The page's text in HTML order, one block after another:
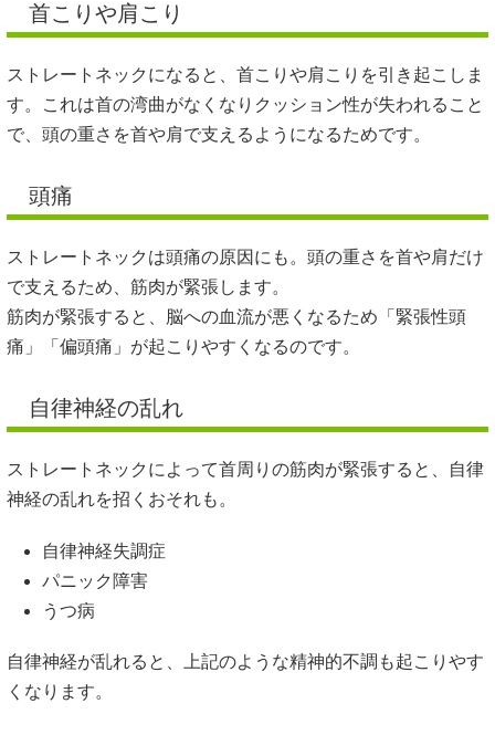
首こりや肩こり
ストレートネックになると、首こりや肩こりを引き起こしま
す。これは首の湾曲がなくなりクッション性が失われること
で、頭の重さを首や肩で支えるようになるためです。
頭痛
ストレートネックは頭痛の原因にも。頭の重さを首や肩だけ
で支えるため、筋肉が緊張します。
筋肉が緊張すると、脳への血流が悪くなるため「緊張性頭
痛」「偏頭痛」が起こりやすくなるのです。
自律神経の乱れ
ストレートネックによって首周りの筋肉が緊張すると、自律
神経の乱れを招くおそれも。
自律神経失調症
パニック障害
うつ病
自律神経が乱れると、上記のような精神的不調も起こりやす
くなります。